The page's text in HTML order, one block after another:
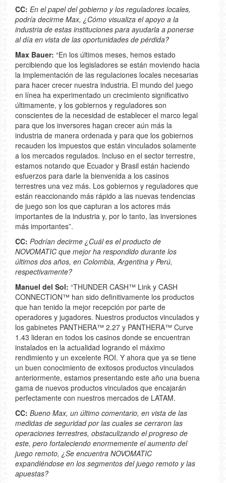
CC: En el papel del gobierno y los reguladores locales,
podría decirme Max, ¿Cómo visualiza el apoyo a la
industria de estas instituciones para ayudarla a ponerse
al día en vista de las oportunidades de pérdida?
Max Bauer: “En los últimos meses, hemos estado
percibiendo que los legisladores se están moviendo hacia
la implementación de las regulaciones locales necesarias
para hacer crecer nuestra industria. El mundo del juego
en línea ha experimentado un crecimiento significativo
últimamente, y los gobiernos y reguladores son
conscientes de la necesidad de establecer el marco legal
para que los inversores hagan crecer aún más la
industria de manera ordenada y para que los gobiernos
recauden los impuestos que están vinculados solamente
a los mercados regulados. Incluso en el sector terrestre,
estamos notando que Ecuador y Brasil están haciendo
esfuerzos para darle la bienvenida a los casinos
terrestres una vez más. Los gobiernos y reguladores que
están reaccionando más rápido a las nuevas tendencias
de juego son los que capturan a los actores más
importantes de la industria y, por lo tanto, las inversiones
más importantes”.
CC: Podrían decirme ¿Cuál es el producto de
NOVOMATIC que mejor ha respondido durante los
últimos dos años, en Colombia, Argentina y Perú,
respectivamente?
Manuel del Sol: “THUNDER CASH™ Link y CASH
CONNECTION™ han sido definitivamente los productos
que han tenido la mejor recepción por parte de
operadores y jugadores. Nuestros productos vinculados y
los gabinetes PANTHERA™ 2.27 y PANTHERA™ Curve
1.43 lideran en todos los casinos donde se encuentran
instalados en la actualidad logrando el máximo
rendimiento y un excelente ROI. Y ahora que ya se tiene
un buen conocimiento de exitosos productos vinculados
anteriormente, estamos presentando este año una buena
gama de nuevos productos vinculados que encajarán
perfectamente con nuestros mercados de LATAM.
CC: Bueno Max, un último comentario, en vista de las
medidas de seguridad por las cuales se cerraron las
operaciones terrestres, obstaculizando el progreso de
este, pero fortaleciendo enormemente el aumento del
juego remoto, ¿Se encuentra NOVOMATIC
expandiéndose en los segmentos del juego remoto y las
apuestas?